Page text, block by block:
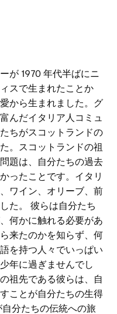
が 1970 年代半ばにニ
スで生まれたことか
から生まれました。グ
んだイタリア人コミュ
ちがスコットランドの
。スコットランドの祖
題は、自分たちの過去
ったことです。イタリ
ワイン、オリーブ、前
た。 彼らは自分たち
何かに触れる必要があ
来たのかを知らず、何
を持つ人々でいっぱい
年に過ぎませんでし
祖先である彼らは、自
ことが自分たちの生得
分たちの伝統への旅